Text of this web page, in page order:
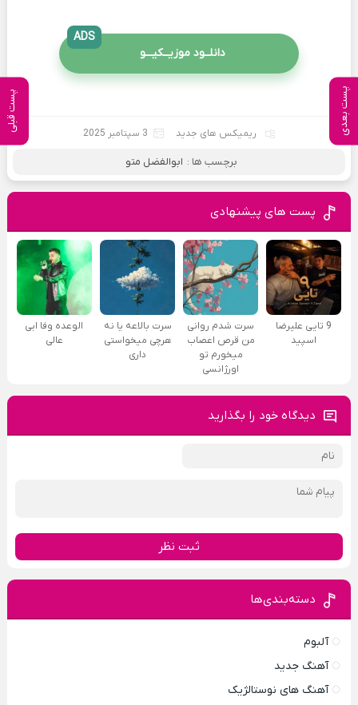
پست بعدی پست قبلی
دانلــود موزیــکیـــو
ADS
ریمیکس های جدید 3 سپتامبر 2025
برچسب ها : ابوالفضل متو
پست های پیشنهادی
9 تایی علیرضا
اسپید
سرت شدم روانی
من قرص اعصاب
میخورم تو
اورژانسی
سرت بالاعه یا نه
هرچی میخواستی
داری
الوعده وفا ابی
عالی
دیدگاه خود را بگذارید
ثبت نظر
دسته‌بندی‌ها
آلبوم
آهنگ جدید
آهنگ های نوستالژیک